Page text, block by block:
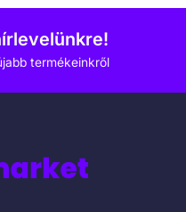
termékeinkről